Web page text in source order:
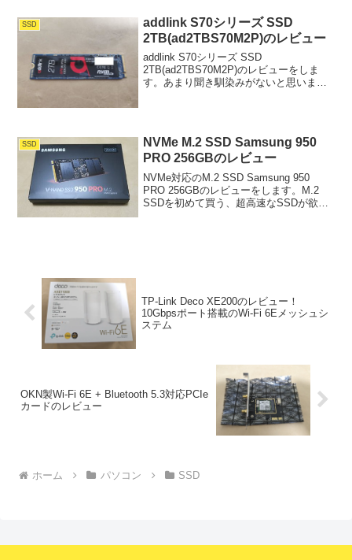
SSD
addlink S70シリーズ SSD
2TB(ad2TBS70M2P)のレビュー
addlink S70シリーズ SSD
2TB(ad2TBS70M2P)のレビューをしま
す。あまり聞き馴染みがないと思います
SSD
NVMe M.2 SSD Samsung 950
PRO 256GBのレビュー
NVMe対応のM.2 SSD Samsung 950
PRO 256GBのレビューをします。M.2
SSDを初めて買う、超高速なSSDが欲し
TP-Link Deco XE200のレビュー！
10Gbpsポート搭載のWi-Fi 6Eメッシュシ
ステム
OKN製Wi-Fi 6E + Bluetooth 5.3対応PCIe
カードのレビュー
ホーム パソコン SSD